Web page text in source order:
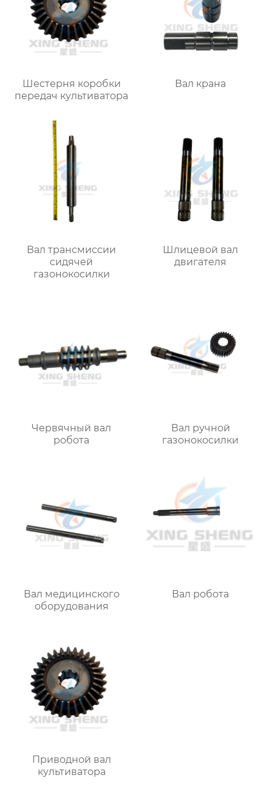
Шестерня коробки
передач культиватора
Вал крана
Вал трансмиссии
сидячей
газонокосилки
Шлицевой вал
двигателя
Червячный вал
робота
Вал ручной
газонокосилки
Вал медицинского
оборудования
Вал робота
Приводной вал
культиватора